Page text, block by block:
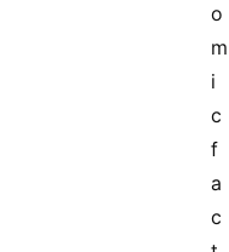
o
m
i
c
f
a
c